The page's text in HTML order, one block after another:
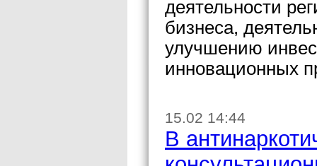
деятельности
бизнеса,
улучшению
инновационных
15.02 14:44
В